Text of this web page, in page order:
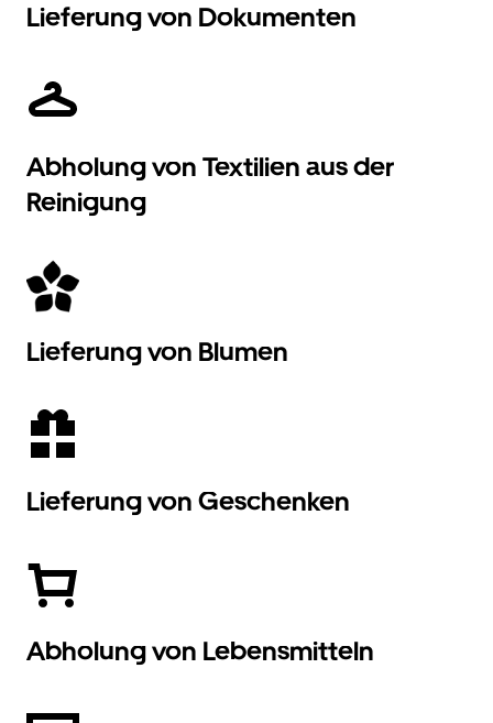
Lieferung von Dokumenten
Abholung von Textilien aus der
Reinigung
Lieferung von Blumen
Lieferung von Geschenken
Abholung von Lebensmitteln